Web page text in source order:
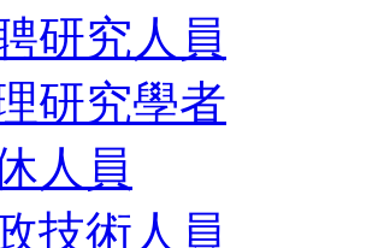
研究人員
研究學者
人員
技術人員